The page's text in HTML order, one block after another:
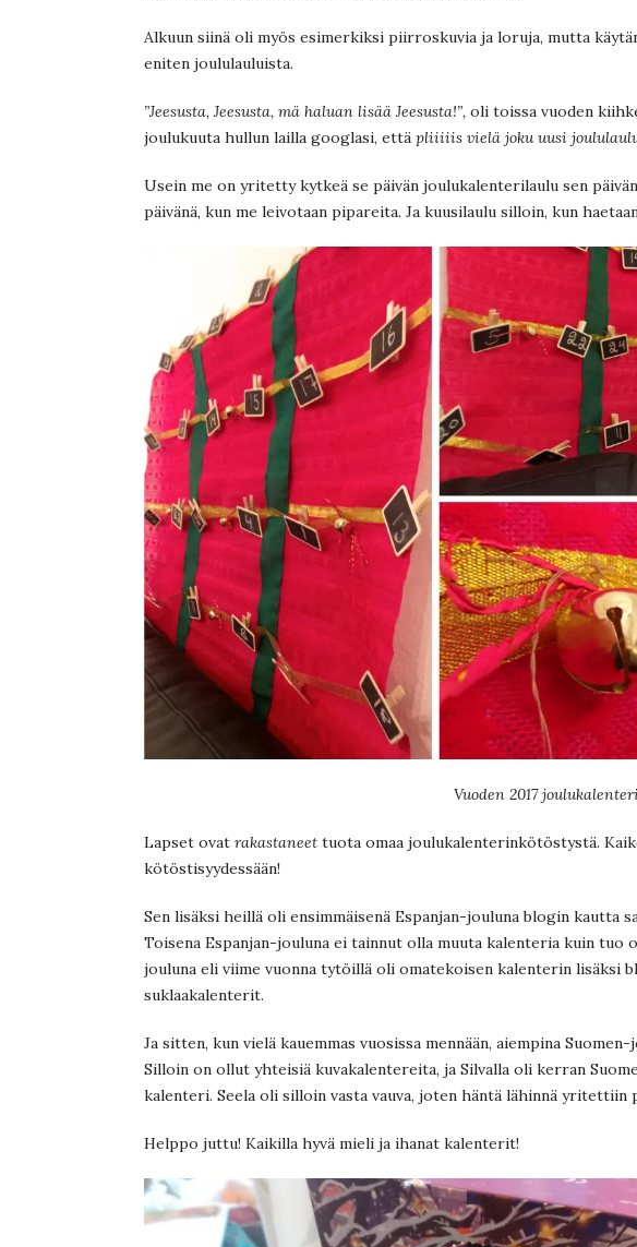
Alkuun siinä oli myös esimerkiksi piirroskuvia ja loruja, mutta
eniten joululauluista.
”Jeesusta, Jeesusta, mä haluan lisää Jeesusta!”, oli toissa vuoden
joulukuuta hullun lailla googlasi, että pliiiiis vielä joku uusi
Usein me on yritetty kytkeä se päivän joulukalenterilaulu sen
päivänä, kun me leivotaan pipareita. Ja kuusilaulu silloin, kun
Vuoden 2017
Lapset ovat rakastaneet tuota omaa joulukalenterinkötöstystä.
kötöstisyydessään!
Sen lisäksi heillä oli ensimmäisenä Espanjan-jouluna blogin kautta
Toisena Espanjan-jouluna ei tainnut olla muuta kalenteria kuin tuo
jouluna eli viime vuonna tytöillä oli omatekoisen kalenterin lisäksi
suklaakalenterit.
Ja sitten, kun vielä kauemmas vuosissa mennään, aiempina
Silloin on ollut yhteisiä kuvakalentereita, ja Silvalla oli kerran
kalenteri. Seela oli silloin vasta vauva, joten häntä lähinnä yritettiin
Helppo juttu! Kaikilla hyvä mieli ja ihanat kalenterit!